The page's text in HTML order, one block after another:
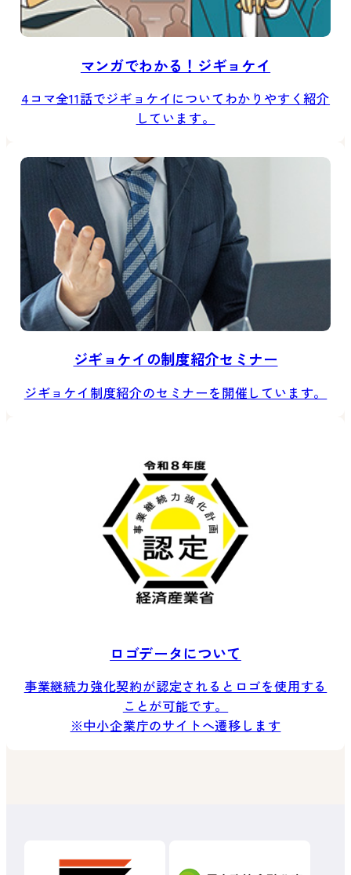
マンガでわかる！ジギョケイ
4コマ全11話でジギョケイについてわかりやすく紹介
しています。
ジギョケイの制度紹介セミナー
ジギョケイ制度紹介のセミナーを開催しています。
ロゴデータについて
事業継続力強化契約が認定されるとロゴを使用する
ことが可能です。
※中小企業庁のサイトへ遷移します